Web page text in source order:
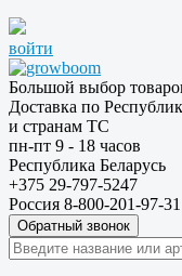
войти
Большой выбор
Доставка по
и странам ТС
пн-пт 9 - 18 часов
Республика Беларусь
+375 29-797-5247
Россия 8-800-201-97-31
Обратный звонок